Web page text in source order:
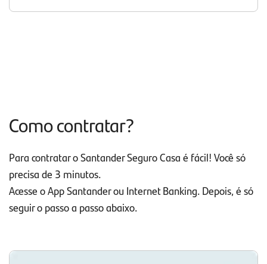
Como contratar?
Para contratar o Santander Seguro Casa é fácil! Você só
precisa de 3 minutos.
Acesse o App Santander ou Internet Banking. Depois, é só
seguir o passo a passo abaixo.